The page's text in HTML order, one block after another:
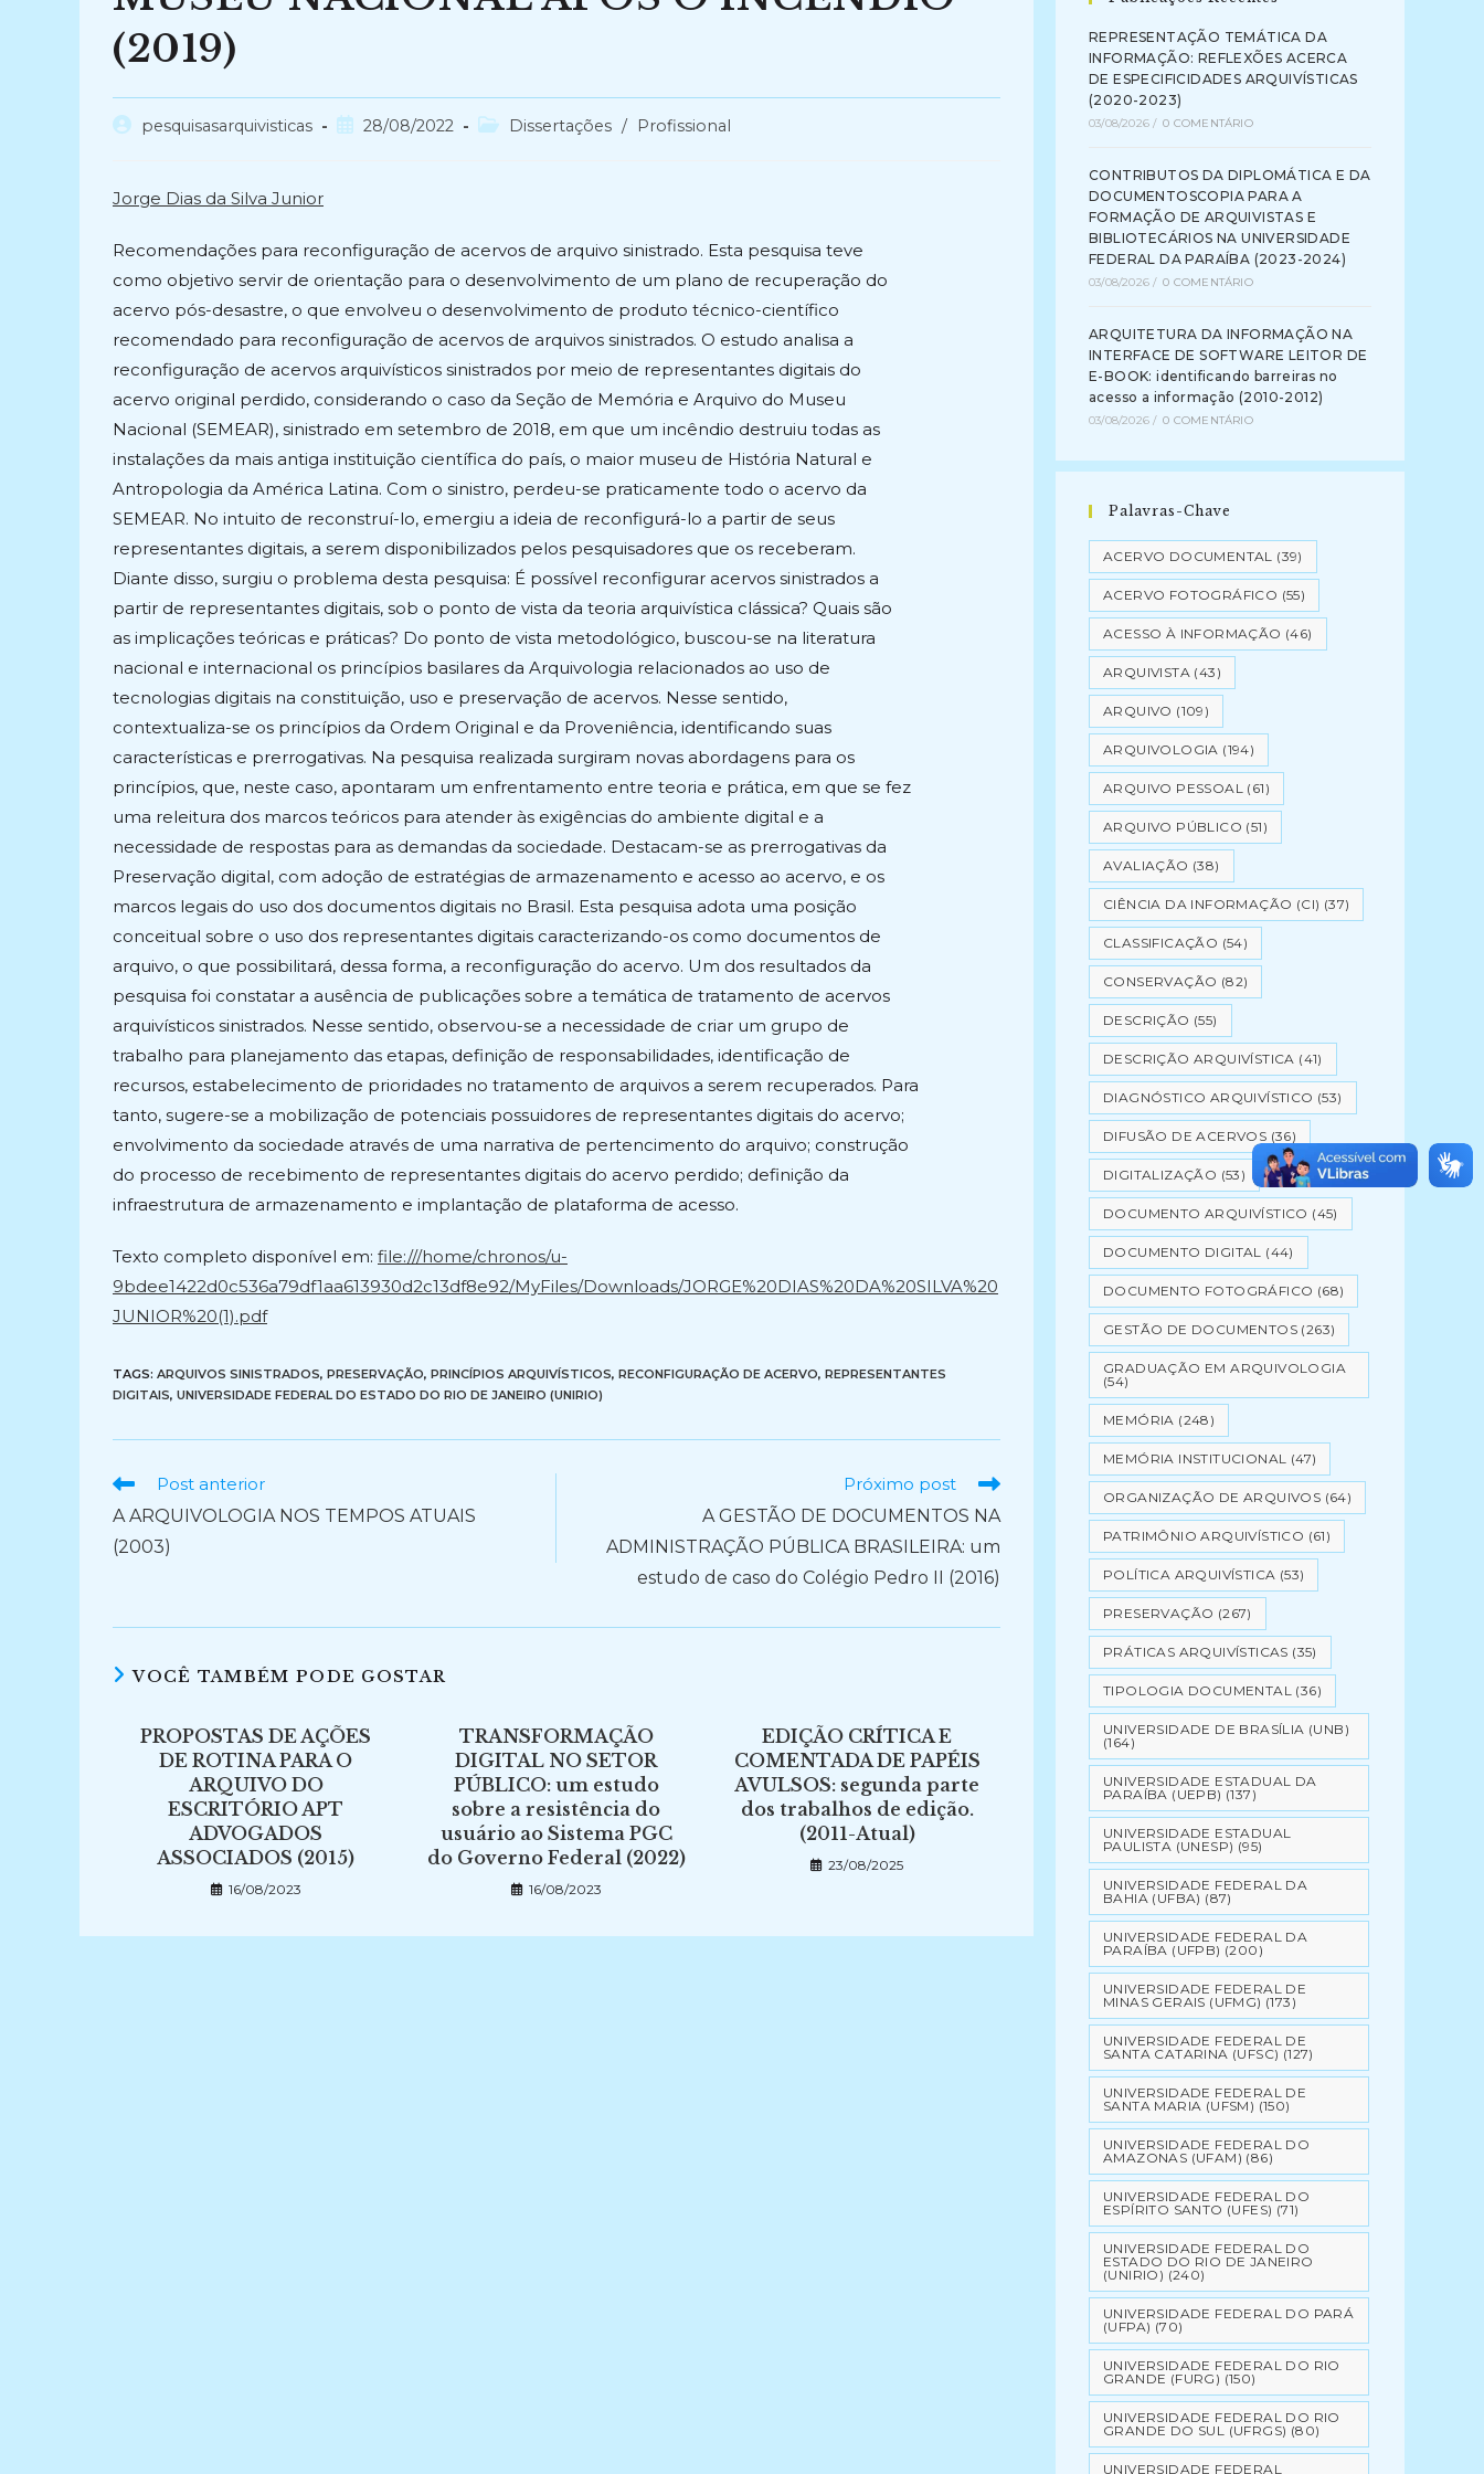
(2019)
Autorpesquisasarquivisticas
Post28/08/2022
Categoria
Dissertações / Profissional
Jorge Dias da Silva Junior
Recomendações para reconfiguração de acervos de arquivo sinistrado. Esta pesquisa teve
como objetivo servir de orientação para o desenvolvimento de um plano de recuperação do
acervo pós-desastre, o que envolveu o desenvolvimento de produto técnico-científico
recomendado para reconfiguração de acervos de arquivos sinistrados. O estudo analisa a
reconfiguração de acervos arquivísticos sinistrados por meio de representantes digitais do
acervo original perdido, considerando o caso da Seção de Memória e Arquivo do Museu
Nacional (SEMEAR), sinistrado em setembro de 2018, em que um incêndio destruiu todas as
instalações da mais antiga instituição científica do país, o maior museu de História Natural e
Antropologia da América Latina. Com o sinistro, perdeu-se praticamente todo o acervo da
SEMEAR. No intuito de reconstruí-lo, emergiu a ideia de reconfigurá-lo a partir de seus
representantes digitais, a serem disponibilizados pelos pesquisadores que os receberam.
Diante disso, surgiu o problema desta pesquisa: É possível reconfigurar acervos sinistrados a
partir de representantes digitais, sob o ponto de vista da teoria arquivística clássica? Quais são
as implicações teóricas e práticas? Do ponto de vista metodológico, buscou-se na literatura
nacional e internacional os princípios basilares da Arquivologia relacionados ao uso de
tecnologias digitais na constituição, uso e preservação de acervos. Nesse sentido,
contextualiza-se os princípios da Ordem Original e da Proveniência, identificando suas
características e prerrogativas. Na pesquisa realizada surgiram novas abordagens para os
princípios, que, neste caso, apontaram um enfrentamento entre teoria e prática, em que se fez
uma releitura dos marcos teóricos para atender às exigências do ambiente digital e a
necessidade de respostas para as demandas da sociedade. Destacam-se as prerrogativas da
Preservação digital, com adoção de estratégias de armazenamento e acesso ao acervo, e os
marcos legais do uso dos documentos digitais no Brasil. Esta pesquisa adota uma posição
conceitual sobre o uso dos representantes digitais caracterizando-os como documentos de
arquivo, o que possibilitará, dessa forma, a reconfiguração do acervo. Um dos resultados da
pesquisa foi constatar a ausência de publicações sobre a temática de tratamento de acervos
arquivísticos sinistrados. Nesse sentido, observou-se a necessidade de criar um grupo de
trabalho para planejamento das etapas, definição de responsabilidades, identificação de
recursos, estabelecimento de prioridades no tratamento de arquivos a serem recuperados. Para
tanto, sugere-se a mobilização de potenciais possuidores de representantes digitais do acervo;
envolvimento da sociedade através de uma narrativa de pertencimento do arquivo; construção
do processo de recebimento de representantes digitais do acervo perdido; definição da
infraestrutura de armazenamento e implantação de plataforma de acesso.
Texto completo disponível em: file:///home/chronos/u-
9bdee1422d0c536a79df1aa613930d2c13df8e92/MyFiles/Downloads/JORGE%20DIAS%20DA%20SILVA%20
JUNIOR%20(1).pdf
TAGS: ARQUIVOS SINISTRADOS, PRESERVAÇÃO, PRINCÍPIOS ARQUIVÍSTICOS, RECONFIGURAÇÃO DE ACERVO, REPRESENTANTES
DIGITAIS, UNIVERSIDADE FEDERAL DO ESTADO DO RIO DE JANEIRO (UNIRIO)
Ler
artigos
Post anterior
A ARQUIVOLOGIA NOS TEMPOS ATUAIS
(2003)
Próximo post
A GESTÃO DE DOCUMENTOS NA
ADMINISTRAÇÃO PÚBLICA BRASILEIRA: um
estudo de caso do Colégio Pedro II (2016)
VOCÊ TAMBÉM PODE GOSTAR
PROPOSTAS DE AÇÕES
DE ROTINA PARA O
ARQUIVO DO
ESCRITÓRIO APT
ADVOGADOS
ASSOCIADOS (2015)
16/08/2023
TRANSFORMAÇÃO
DIGITAL NO SETOR
PÚBLICO: um estudo
sobre a resistência do
usuário ao Sistema PGC
do Governo Federal (2022)
16/08/2023
EDIÇÃO CRÍTICA E
COMENTADA DE PAPÉIS
AVULSOS: segunda parte
dos trabalhos de edição.
(2011-Atual)
23/08/2025
REPRESENTAÇÃO TEMÁTICA DA
INFORMAÇÃO: REFLEXÕES ACERCA
DE ESPECIFICIDADES ARQUIVÍSTICAS
(2020-2023)
03/08/2026 / 0 COMENTÁRIO
CONTRIBUTOS DA DIPLOMÁTICA E DA
DOCUMENTOSCOPIA PARA A
FORMAÇÃO DE ARQUIVISTAS E
BIBLIOTECÁRIOS NA UNIVERSIDADE
FEDERAL DA PARAÍBA (2023-2024)
03/08/2026 / 0 COMENTÁRIO
ARQUITETURA DA INFORMAÇÃO NA
INTERFACE DE SOFTWARE LEITOR DE
E-BOOK: identificando barreiras no
acesso a informação (2010-2012)
03/08/2026 / 0 COMENTÁRIO
Palavras-Chave
ACERVO DOCUMENTAL (39)
ACERVO FOTOGRÁFICO (55)
ACESSO À INFORMAÇÃO (46)
ARQUIVISTA (43)
ARQUIVO (109)
ARQUIVOLOGIA (194)
ARQUIVO PESSOAL (61)
ARQUIVO PÚBLICO (51)
AVALIAÇÃO (38)
CIÊNCIA DA INFORMAÇÃO (CI) (37)
CLASSIFICAÇÃO (54)
CONSERVAÇÃO (82)
DESCRIÇÃO (55)
DESCRIÇÃO ARQUIVÍSTICA (41)
DIAGNÓSTICO ARQUIVÍSTICO (53)
DIFUSÃO DE ACERVOS (36)
DIGITALIZAÇÃO (53)
DOCUMENTO ARQUIVÍSTICO (45)
DOCUMENTO DIGITAL (44)
DOCUMENTO FOTOGRÁFICO (68)
GESTÃO DE DOCUMENTOS (263)
GRADUAÇÃO EM ARQUIVOLOGIA
(54)
MEMÓRIA (248)
MEMÓRIA INSTITUCIONAL (47)
ORGANIZAÇÃO DE ARQUIVOS (64)
PATRIMÔNIO ARQUIVÍSTICO (61)
POLÍTICA ARQUIVÍSTICA (53)
PRESERVAÇÃO (267)
PRÁTICAS ARQUIVÍSTICAS (35)
TIPOLOGIA DOCUMENTAL (36)
UNIVERSIDADE DE BRASÍLIA (UNB)
(164)
UNIVERSIDADE ESTADUAL DA
PARAÍBA (UEPB) (137)
UNIVERSIDADE ESTADUAL
PAULISTA (UNESP) (95)
UNIVERSIDADE FEDERAL DA
BAHIA (UFBA) (87)
UNIVERSIDADE FEDERAL DA
PARAÍBA (UFPB) (200)
UNIVERSIDADE FEDERAL DE
MINAS GERAIS (UFMG) (173)
UNIVERSIDADE FEDERAL DE
SANTA CATARINA (UFSC) (127)
UNIVERSIDADE FEDERAL DE
SANTA MARIA (UFSM) (150)
UNIVERSIDADE FEDERAL DO
AMAZONAS (UFAM) (86)
UNIVERSIDADE FEDERAL DO
ESPÍRITO SANTO (UFES) (71)
UNIVERSIDADE FEDERAL DO
ESTADO DO RIO DE JANEIRO
(UNIRIO) (240)
UNIVERSIDADE FEDERAL DO PARÁ
(UFPA) (70)
UNIVERSIDADE FEDERAL DO RIO
GRANDE (FURG) (150)
UNIVERSIDADE FEDERAL DO RIO
GRANDE DO SUL (UFRGS) (80)
UNIVERSIDADE FEDERAL